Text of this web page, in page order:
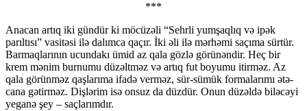
***
Anacan artıq iki gündür ki möcüzəli “Sehrli yumşaqlıq və ipək
parıltısı” vasitəsi ilə dalımca qaçır. İki əli ilə mərhəmi saçıma sürtür.
Barmaqlarının ucundakı ümid az qala gözlə görünəndir. Heç bir
krem mənim burnumu düzəltməz və artıq fut boyumu itirməz. Az
qala görünməz qaşlarıma ifadə verməz, sür-sümük formalarımı ətə-
cana gətirməz. Dişlərim isə onsuz da düzdür. Onun düzəldə biləcəyi
yeganə şey – saçlarımdır.